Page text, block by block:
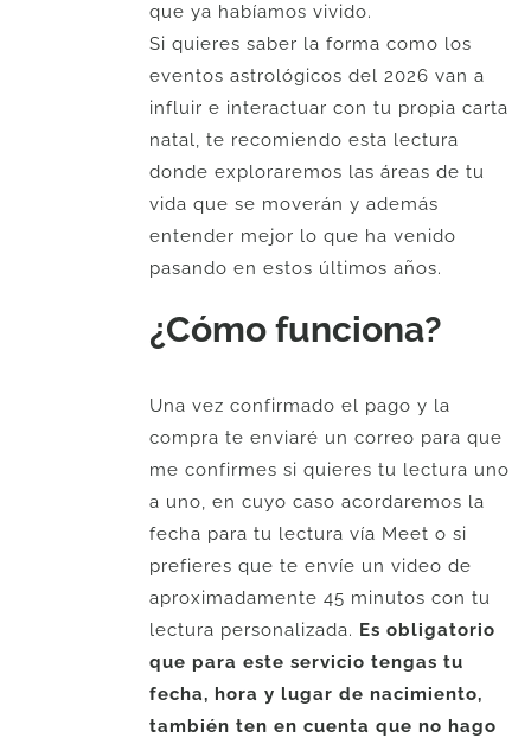
que ya habíamos vivido.
Si quieres saber la forma como los
eventos astrológicos del 2026 van a
influir e interactuar con tu propia carta
natal, te recomiendo esta lectura
donde exploraremos las áreas de tu
vida que se moverán y además
entender mejor lo que ha venido
pasando en estos últimos años.
¿Cómo funciona?
Una vez confirmado el pago y la
compra te enviaré un correo para que
me confirmes si quieres tu lectura uno
a uno, en cuyo caso acordaremos la
fecha para tu lectura vía Meet o si
prefieres que te envíe un video de
aproximadamente 45 minutos con tu
lectura personalizada. Es obligatorio
que para este servicio tengas tu
fecha, hora y lugar de nacimiento,
también ten en cuenta que no hago